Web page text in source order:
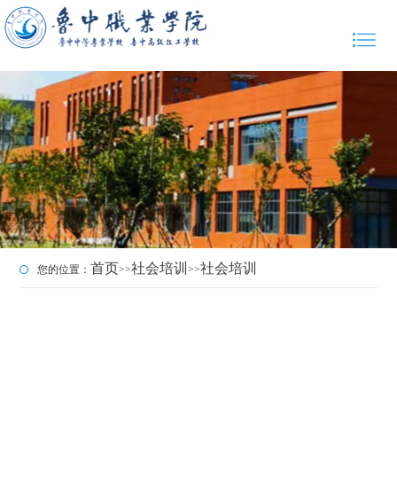
您的位置： 首页>>社会培训>>社会培训